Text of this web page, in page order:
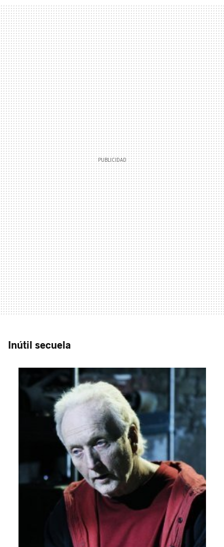
Inútil secuela